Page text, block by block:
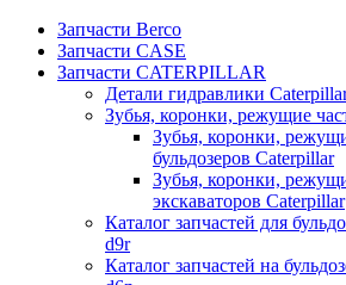
Запчасти Berco
Запчасти CASE
Запчасти CATERPILLAR
Детали гидравлики
Зубья, коронки, режущие
Зубья, коронки,
бульдозеров Caterpillar
Зубья, коронки,
экскаваторов Caterpillar
Каталог запчастей для
d9r
Каталог запчастей на